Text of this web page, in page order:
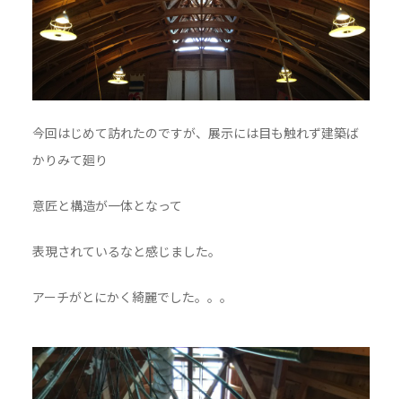
今回はじめて訪れたのですが、展示には目も触れず建築ば
かりみて廻り
意匠と構造が一体となって
表現されているなと感じました。
アーチがとにかく綺麗でした。。。